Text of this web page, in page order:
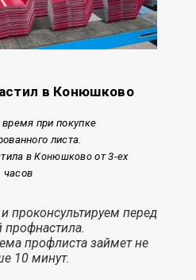
в Конюшково
при покупке
листа.
в Конюшковоот 3-ех
часов
проконсультируем перед
профнастила.
профлиста займетне
10 минут.